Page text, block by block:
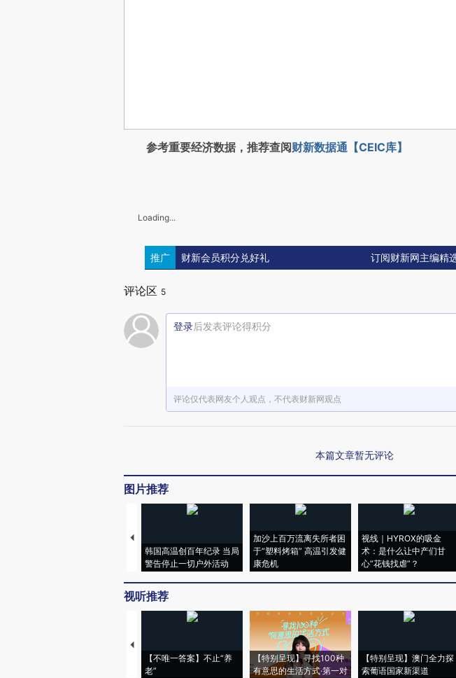
参考重要经济数据，推荐查阅财新数据通【CEIC库】
Loading...
推广 财新会员积分兑好礼 订阅财新网主编精
评论区 5
登录后发表评论得积分
评论仅代表网友个人观点，不代表财新网观点
本篇文章暂无评论
图片推荐
韩国高温创百年纪录 当局
警告停止一切户外活动
加沙上百万流离失所者困
于“塑料烤箱” 高温引发健
康危机
视线｜HYROX的吸金
术：是什么让中产们甘
心“花钱找虐”？
视听推荐
【不唯一答案】不止“养
老”
【特别呈现】寻找100种
有意思的生活方式·第一对
【特别呈现】澳门全力探
索葡语国家新渠道